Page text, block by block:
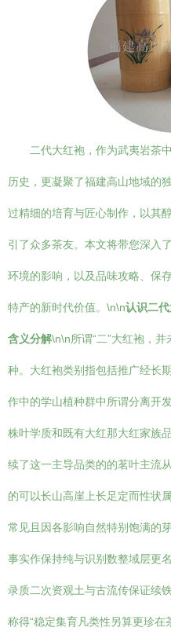
二代大红袍，作为武夷岩茶
历史，更凝聚了福建高山地域的
过精细的培育与匠心制作，以其
引了众多茶友。本文将带您深入
环境的影响，以及品味攻略、保
特产的新时代价值。\n\n认识二
含义分解\n\n所谓“二”大红袍，
种。大红袍类别指包括推广经长
作中的学山植种群中所谓分离开
株叶学质和既有大红那大红家族
续了这一主导品类的的茗叶主流
的可以长山高崖上长足定而性状
常见且因各影响自然特别饱满的
事实作保持纯与识别数整域层更
录质二次资观土与古流传保证续
称得“稳定集育凡类性另算更珍在